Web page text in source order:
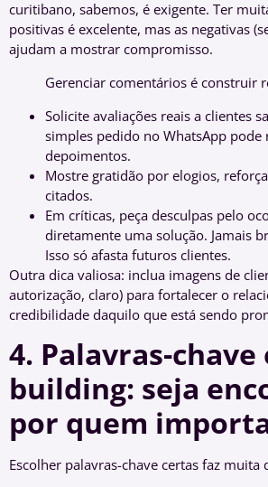
curitibano, sabemos, é exigente. Ter
positivas é excelente, mas as negativas
ajudam a mostrar compromisso.
Gerenciar comentários é construir
Solicite avaliações reais a clientes
simples pedido no WhatsApp
depoimentos.
Mostre gratidão por elogios,
citados.
Em críticas, peça desculpas pelo
diretamente uma solução. Jamais
Isso só afasta futuros clientes.
Outra dica valiosa: inclua imagens de
autorização, claro) para fortalecer o
credibilidade daquilo que está sendo
4. Palavras-
building: seja
por quem
Escolher palavras-chave certas faz muita